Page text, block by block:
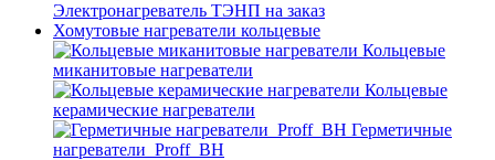
Электронагреватель ТЭНП на заказ
Хомутовые нагреватели кольцевые
Кольцевые
миканитовые нагреватели
Кольцевые
керамические нагреватели
Герметичные
нагреватели_Proff_BH